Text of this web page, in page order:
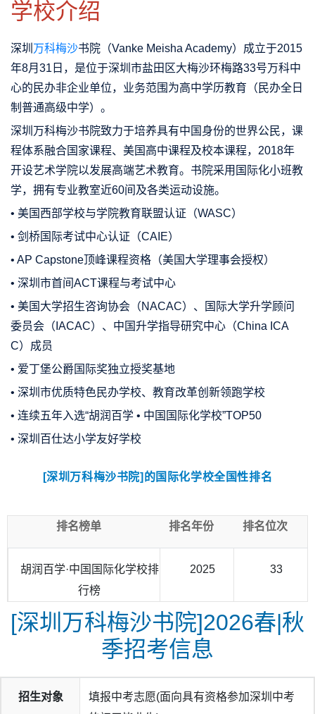
学校介绍
深圳 万科梅沙书院（Vanke Meisha Academy）成立于2015
年8月31日，是位于深圳市盐田区大梅沙环梅路33号万科中
心的民办非企业单位，业务范围为高中学历教育（民办全日
制普通高级中学）。
深圳万科梅沙书院致力于培养具有中国身份的世界公民，课
程体系融合国家课程、美国高中课程及校本课程，2018年
开设艺术学院以发展高端艺术教育。书院采用国际化小班教
学，拥有专业教室近60间及各类运动设施。
• 美国西部学校与学院教育联盟认证（WASC）
• 剑桥国际考试中心认证（CAIE）
• AP Capstone顶峰课程资格（美国大学理事会授权）
• 深圳市首间ACT课程与考试中心
• 美国大学招生咨询协会（NACAC）、国际大学升学顾问
委员会（IACAC）、中国升学指导研究中心（China ICA
C）成员
• 爱丁堡公爵国际奖独立授奖基地
• 深圳市优质特色民办学校、教育改革创新领跑学校
• 连续五年入选“胡润百学 • 中国国际化学校”TOP50
• 深圳百仕达小学友好学校
家及地区的顶尖名校录取，奖学金总额高达人民币2300万
[深圳万科梅沙书院]的国际化学校全国性排名
排名榜单 排名年份 排名位次
胡润百学·中国国际化学校排
行榜
2025 33
[深圳万科梅沙书院]2026春|秋
季招考信息
招生对象
填报中考志愿(面向具有资格参加深圳中考